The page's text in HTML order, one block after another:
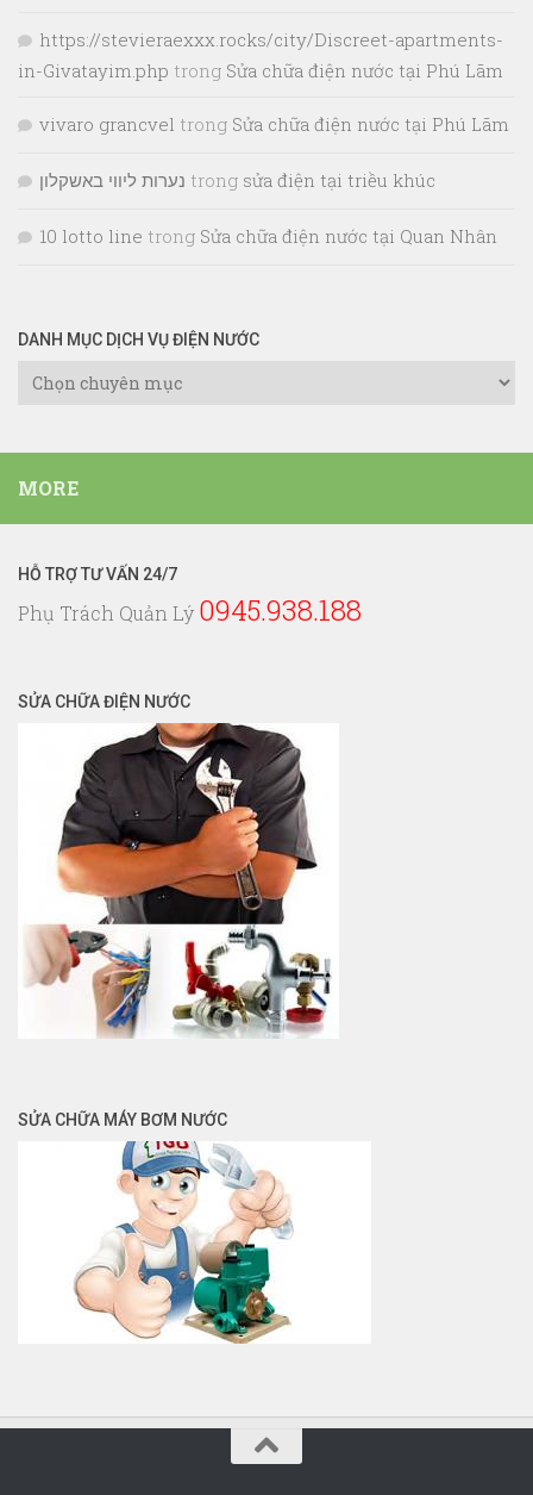
https://stevieraexxx.rocks/city/Discreet-apartments-
in-Givatayim.php trong Sửa chữa điện nước tại Phú Lãm
vivaro grancvel trong Sửa chữa điện nước tại Phú Lãm
נערות ליווי באשקלון trong sửa điện tại triều khúc
10 lotto line trong Sửa chữa điện nước tại Quan Nhân
DANH MỤC DỊCH VỤ ĐIỆN NƯỚC
Danh
Vụ
Điện
MORE
HỖ TRỢ TƯ VẤN 24/7
Phụ Trách Quản Lý 0945.938.188
SỬA CHỮA ĐIỆN NƯỚC
SỬA CHỮA MÁY BƠM NƯỚC